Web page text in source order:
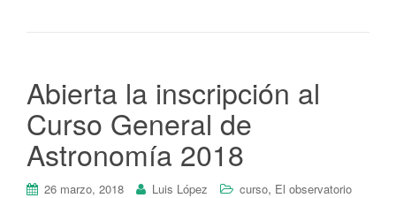
Abierta la inscripción al
Curso General de
Astronomía 2018
26 marzo, 2018 Luis López curso, El observatorio